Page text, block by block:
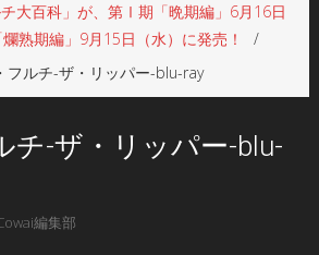
大百科」が、第Ⅰ期「晩期編」6月16日
熟期編」9月15日（水）に発売！
フルチ-ザ・リッパー-blu-ray
チ-ザ・リッパー-blu-
編集部